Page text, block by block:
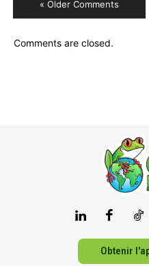
« Older Comments
Comments are closed.
Obtenir